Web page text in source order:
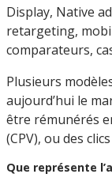
Display, Native
retargeting,
comparateurs,
Plusieurs
aujourd’hui le
être rémunérés
(CPV), ou des
Que représente